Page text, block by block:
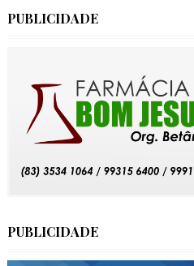
PUBLICIDADE
PUBLICIDADE